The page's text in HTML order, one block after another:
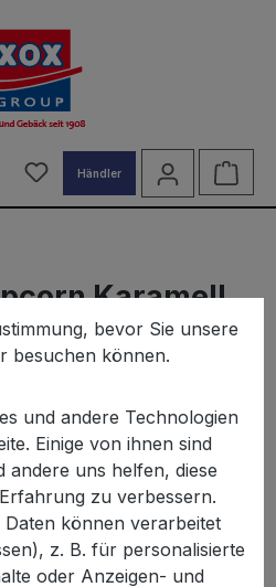
Du hast 0 Produkte auf
Händler
Karamell
bevor Sie unsere
besuchen können.
und andere Technologien
Einige von ihnen sind
andere uns helfen, diese
zu verbessern.
können verarbeitet
z. B. für personalisierte
oder Anzeigen- und